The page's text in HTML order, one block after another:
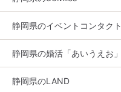
静岡県のイベントコンタクト
静岡県の婚活「あいうえお」
静岡県のLAND